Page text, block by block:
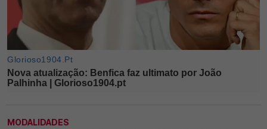
MODALIDADES